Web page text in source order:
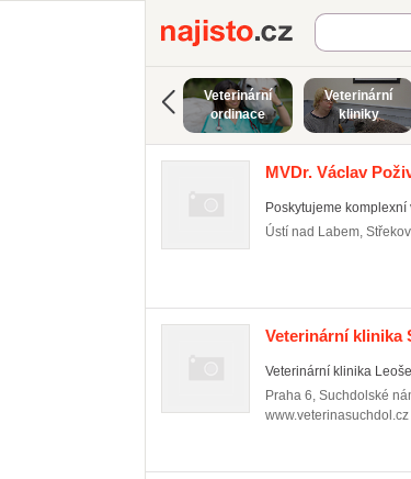
Najisto.cz
Veterinární
ordinace
Veterinární
kliniky
MVDr. Václav
Poskytujeme
Ústí nad Labem,
Veterinární klinika
Veterinární klinika
Praha 6, Suchdolské
www.veterinasuchdol.cz